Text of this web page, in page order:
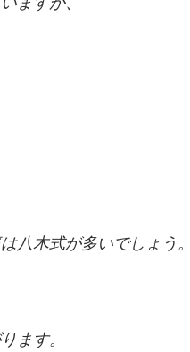
八木式が多いでしょう。
ます。